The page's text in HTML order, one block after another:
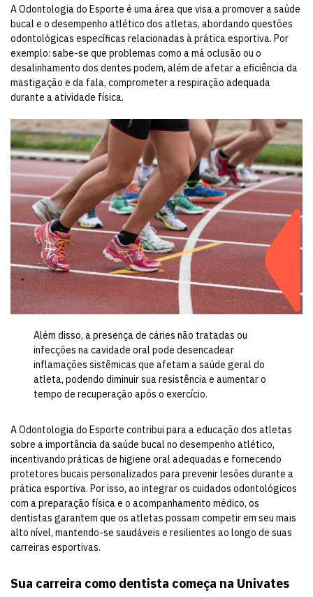
A Odontologia do Esporte é uma área que visa a promover a saúde
bucal e o desempenho atlético dos atletas, abordando questões
odontológicas específicas relacionadas à prática esportiva. Por
exemplo: sabe-se que problemas como a má oclusão ou o
desalinhamento dos dentes podem, além de afetar a eficiência da
mastigação e da fala, comprometer a respiração adequada
durante a atividade física.
Além disso, a presença de cáries não tratadas ou
infecções na cavidade oral pode desencadear
inflamações sistêmicas que afetam a saúde geral do
atleta, podendo diminuir sua resistência e aumentar o
tempo de recuperação após o exercício.
A Odontologia do Esporte contribui para a educação dos atletas
sobre a importância da saúde bucal no desempenho atlético,
incentivando práticas de higiene oral adequadas e fornecendo
protetores bucais personalizados para prevenir lesões durante a
prática esportiva. Por isso, ao integrar os cuidados odontológicos
com a preparação física e o acompanhamento médico, os
dentistas garantem que os atletas possam competir em seu mais
alto nível, mantendo-se saudáveis e resilientes ao longo de suas
carreiras esportivas.
Sua carreira como dentista começa na Univates